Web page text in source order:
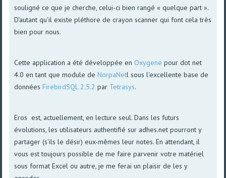
souligné ce que je cherche, celui-ci bien rangé « quelque part ».
D'autant qu'il existe pléthore de crayon scanner qui font cela très
bien pour nous.
Cette application a été développée en Oxygene pour dot net
4.0 en tant que module deNorpaNetl sous l'excellente base de
donnéesFirebirdSQL 2.5.2 par Tetrasys.
Eros est, actuellement, en lecture seul. Dans les futurs
évolutions, les utilisateurs authentifié sur adhes.net pourront y
partager (s'ils le désir) eux-mêmes leur notes. En attendant, il
vous est toujours possible de me faire parvenir votre matériel
sous format Excel ou autre, je me ferai un plaisir de les y